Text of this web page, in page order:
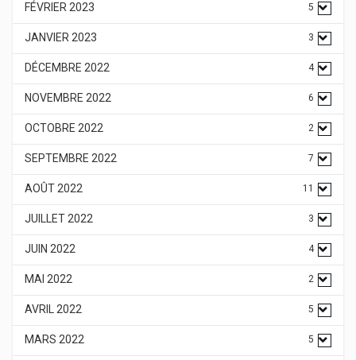
FÉVRIER 2023 5
JANVIER 2023 3
DÉCEMBRE 2022 4
NOVEMBRE 2022 6
OCTOBRE 2022 2
SEPTEMBRE 2022 7
AOÛT 2022 11
JUILLET 2022 3
JUIN 2022 4
MAI 2022 2
AVRIL 2022 5
MARS 2022 5